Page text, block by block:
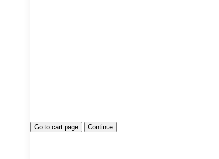
Go to cart page Continue